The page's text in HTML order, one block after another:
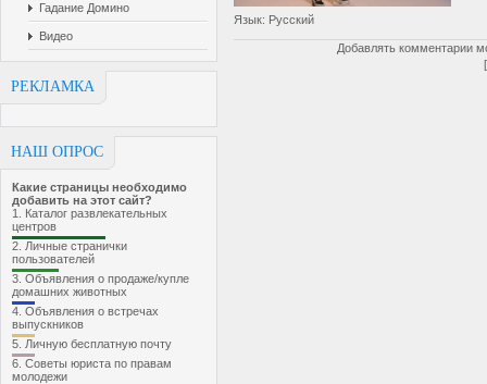
Гадание Домино
Видео
РЕКЛАМКА
НАШ ОПРОС
Какие страницы необходимо
добавить на этот сайт?
1. Каталог развлекательных
центров
2. Личные странички
пользователей
3. Объявления о продаже/купле
домашних животных
4. Объявления о встречах
выпускников
5. Личную бесплатную почту
6. Советы юриста по правам
молодежи
Язык: Русский
Добавлять комментарии